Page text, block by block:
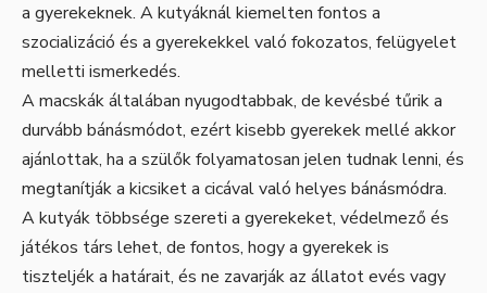
a gyerekeknek. A kutyáknál kiemelten fontos a
szocializáció és a gyerekekkel való fokozatos, felügyelet
melletti ismerkedés.
A macskák általában nyugodtabbak, de kevésbé tűrik a
durvább bánásmódot, ezért kisebb gyerekek mellé akkor
ajánlottak, ha a szülők folyamatosan jelen tudnak lenni, és
megtanítják a kicsiket a cicával való helyes bánásmódra.
A kutyák többsége szereti a gyerekeket, védelmező és
játékos társ lehet, de fontos, hogy a gyerekek is
tiszteljék a határait, és ne zavarják az állatot evés vagy